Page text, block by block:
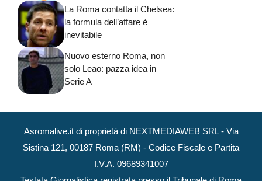
La Roma contatta il Chelsea:
la formula dell’affare è
inevitabile
Nuovo esterno Roma, non
solo Leao: pazza idea in
Serie A
Asromalive.it di proprietà di NEXTMEDIAWEB SRL - Via
Sistina 121, 00187 Roma (RM) - Codice Fiscale e Partita
I.V.A. 09689341007